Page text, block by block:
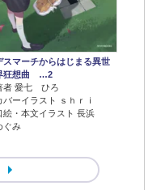
スマーチからはじまる異世
狂想曲 …2
者 愛七 ひろ
バーイラスト ｓｈｒｉ
絵・本文イラスト 長浜
ぐみ